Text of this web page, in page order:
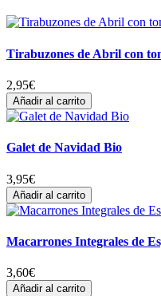
Tirabuzones de Abril con
2,95€
Añadir al carrito
Galet de Navidad Bio
3,95€
Añadir al carrito
Macarrones Integrales de
3,60€
Añadir al carrito